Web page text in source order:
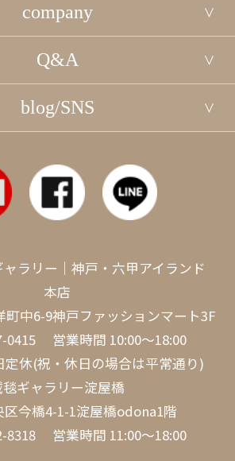
company
Q&A
blog/SNS
ラリー｜神戸・六甲アイランド
本店
町中6-9神戸ファッションマート3F
0415 営業時間 10:00～18:00
定休(祝・休日の場合は平常通り)
ギャラリー淀屋橋
区今橋4-1-1淀屋橋odona1階
8318 営業時間 11:00～18:00